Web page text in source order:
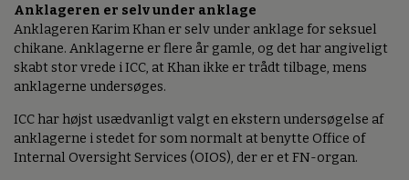
Anklageren er selv under anklage
Anklageren Karim Khan er selv under anklage for seksuel
chikane. Anklagerne er flere år gamle, og det har angiveligt
skabt stor vrede i ICC, at Khan ikke er trådt tilbage, mens
anklagerne undersøges.
ICC har højst usædvanligt valgt en ekstern undersøgelse af
anklagerne i stedet for som normalt at benytte Office of
Internal Oversight Services (OIOS), der er et FN-organ.